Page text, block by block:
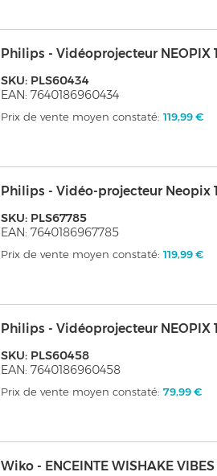
Philips - Vidéoprojecteur NEOPIX
SKU: PLS60434
EAN: 7640186960434
Prix de vente moyen constaté:119,99 €
Philips - Vidéo-projecteur Neopix
SKU: PLS67785
EAN: 7640186967785
Prix de vente moyen constaté:119,99 €
Philips - Vidéoprojecteur NEOPIX
SKU: PLS60458
EAN: 7640186960458
Prix de vente moyen constaté:79,99 €
Wiko - ENCEINTE WISHAKE